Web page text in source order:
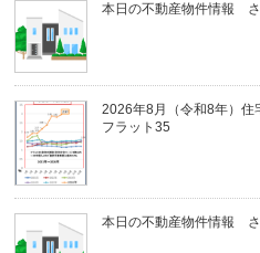
本日の不動産物件情報
2026年8月（令和8年）
フラット35
本日の不動産物件情報